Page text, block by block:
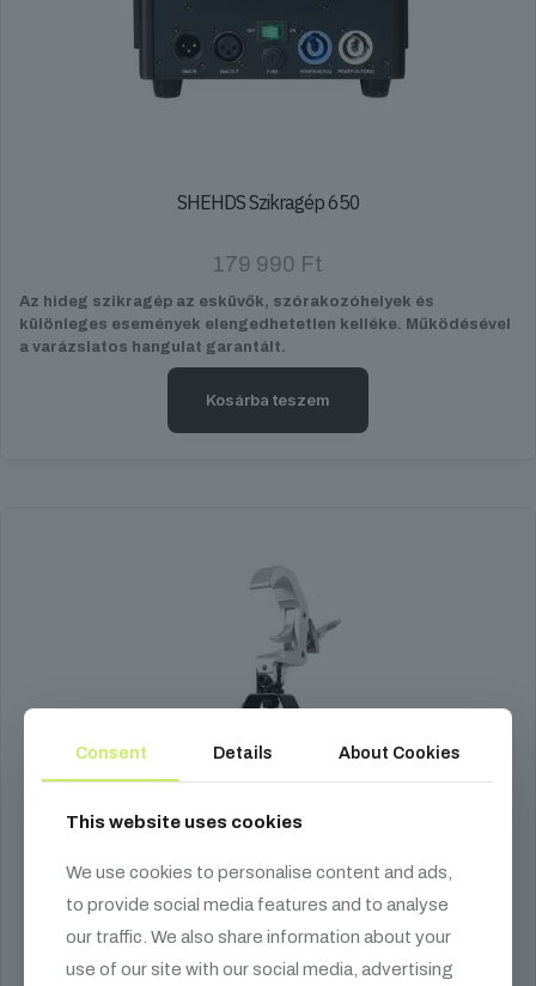
SHEHDS Szikragép 650
179 990 Ft
Az hideg szikragép az esküvők, szórakozóhelyek és
különleges események elengedhetetlen kelléke. Működésével
a varázslatos hangulat garantált.
Kosárba teszem
Consent Details About Cookies
This website uses cookies
We use cookies to personalise content and ads,
to provide social media features and to analyse
our traffic. We also share information about your
use of our site with our social media, advertising